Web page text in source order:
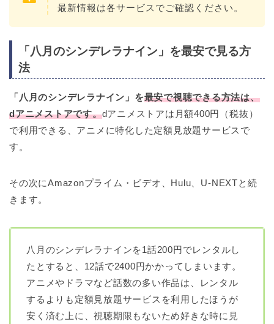
最新情報は各サービスでご確認ください。
「八月のシンデレラナイン」を最安で見る方
法
「八月のシンデレラナイン」を最安で視聴できる方法は、
dアニメストアです。dアニメストアは月額400円（税抜）
で利用できる、アニメに特化した定額見放題サービスで
す。
その次にAmazonプライム・ビデオ、Hulu、U-NEXTと続
きます。
八月のシンデレラナインを1話200円でレンタルし
たとすると、12話で2400円かかってしまいます。
アニメやドラマなど話数の多い作品は、レンタル
するよりも定額見放題サービスを利用したほうが
安く済む上に、視聴期限もないため好きな時に見